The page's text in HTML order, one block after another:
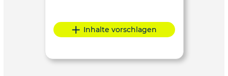
Inhalte vorschlagen